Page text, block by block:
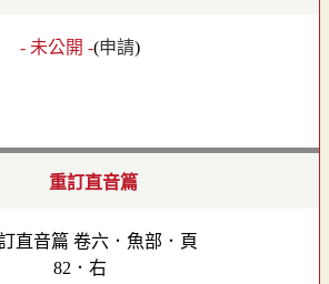
- 未公開 -(申請)
重訂直音篇